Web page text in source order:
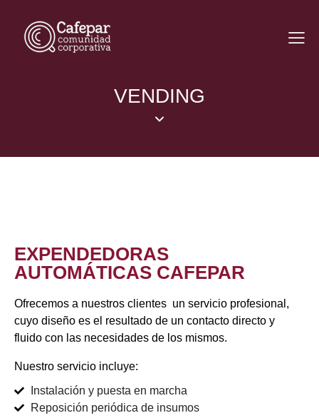
VENDING
EXPENDEDORAS
AUTOMÁTICAS CAFEPAR
Ofrecemos a nuestros clientes un servicio profesional,
cuyo diseño es el resultado de un contacto directo y
fluido con las necesidades de los mismos.
Nuestro servicio incluye:
Instalación y puesta en marcha
Reposición periódica de insumos